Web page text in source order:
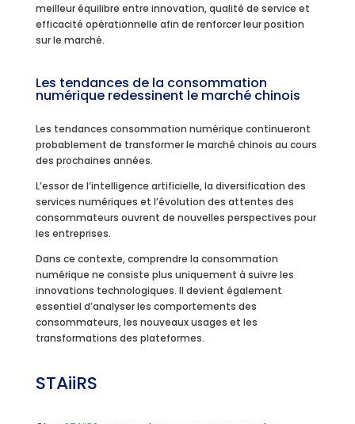
meilleur équilibre entre innovation, qualité de service et
efficacité opérationnelle afin de renforcer leur position
sur le marché.
Les tendances de la consommation
numérique redessinent le marché chinois
Les tendances consommation numérique continueront
probablement de transformer le marché chinois au cours
des prochaines années.
L’essor de l’intelligence artificielle, la diversification des
services numériques et l’évolution des attentes des
consommateurs ouvrent de nouvelles perspectives pour
les entreprises.
Dans ce contexte, comprendre la consommation
numérique ne consiste plus uniquement à suivre les
innovations technologiques. Il devient également
essentiel d’analyser les comportements des
consommateurs, les nouveaux usages et les
transformations des plateformes.
STAiiRS